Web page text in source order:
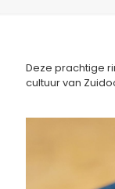
Deze prachtige
cultuur van